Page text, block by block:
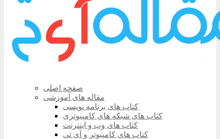
صفحه اصلی
مقاله های آموزشی
کتاب های برنامه نویسی
کتاب های شبکه های کامپیوتری
کتاب های وب و اینترنت
کتاب های کامپیوتر و آی تی